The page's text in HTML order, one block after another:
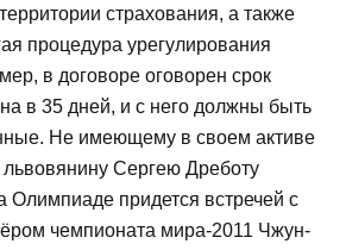
страхования, а также
процедура урегулирования
в договоре оговорен срок
в 35 дней, и с него должны быть
Не имеющему в своем активе
львовянину Сергею Дреботу
Олимпиаде придется встречей с
чемпионата мира-2011 Чжун-